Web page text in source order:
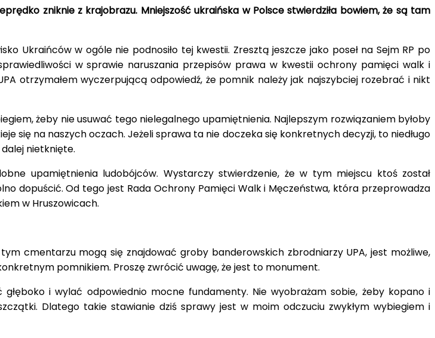
zniknie z krajobrazu. Mniejszość ukraińska w Polsce stwierdziła bowiem, że są tam
Ukraińców w ogóle nie podnosiło tej kwestii. Zresztą jeszcze jako poseł na Sejm RP po
w sprawie naruszania przepisów prawa w kwestii ochrony pamięci walk i
otrzymałem wyczerpującą odpowiedź, że pomnik należy jak najszybciej rozebrać i nikt
żeby nie usuwać tego nielegalnego upamiętnienia. Najlepszym rozwiązaniem byłoby
się na naszych oczach. Jeżeli sprawa ta nie doczeka się konkretnych decyzji, to niedługo
nietknięte.
upamiętnienia ludobójców. Wystarczy stwierdzenie, że w tym miejscu ktoś został
dopuścić. Od tego jest Rada Ochrony Pamięci Walk i Męczeństwa, która przeprowadza
w Hruszowicach.
cmentarzu mogą się znajdować groby banderowskich zbrodniarzy UPA, jest możliwe,
pomnikiem. Proszę zwrócić uwagę, że jest to monument.
i wylać odpowiednio mocne fundamenty. Nie wyobrażam sobie, żeby kopano i
Dlatego takie stawianie dziś sprawy jest w moim odczuciu zwykłym wybiegiem i